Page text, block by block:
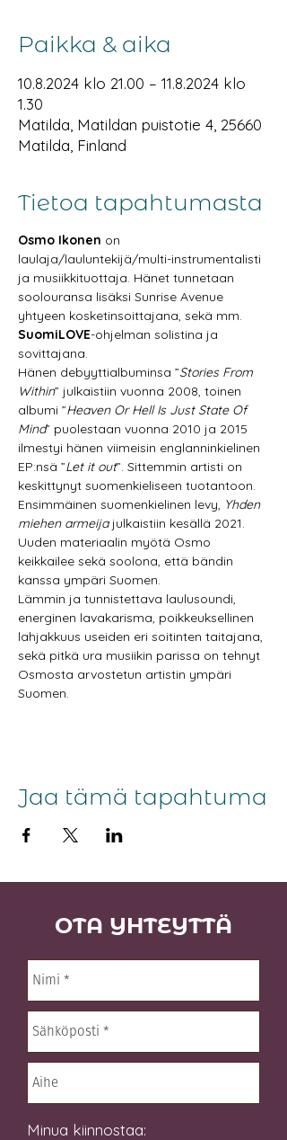
Paikka & aika
10.8.2024 klo 21.00 – 11.8.2024 klo
1.30
Matilda, Matildan puistotie 4, 25660
Matilda, Finland
Tietoa tapahtumasta
Osmo Ikonen on
laulaja/lauluntekijä/multi-instrumentalisti
ja musiikkituottaja. Hänet tunnetaan
soolouransa lisäksi Sunrise Avenue
yhtyeen kosketinsoittajana, sekä mm.
SuomiLOVE-ohjelman solistina ja
sovittajana.
Hänen debyyttialbuminsa ”Stories From
Within” julkaistiin vuonna 2008, toinen
albumi ”Heaven Or Hell Is Just State Of
Mind” puolestaan vuonna 2010 ja 2015
ilmestyi hänen viimeisin englanninkielinen
EP:nsä ”Let it out”. Sittemmin artisti on
keskittynyt suomenkieliseen tuotantoon.
Ensimmäinen suomenkielinen levy, Yhden
miehen armeija julkaistiin kesällä 2021.
Uuden materiaalin myötä Osmo
keikkailee sekä soolona, että bändin
kanssa ympäri Suomen.
Lämmin ja tunnistettava laulusoundi,
energinen lavakarisma, poikkeuksellinen
lahjakkuus useiden eri soitinten taitajana,
sekä pitkä ura musiikin parissa on tehnyt
Osmosta arvostetun artistin ympäri
Suomen.
Jaa tämä tapahtuma
OTA YHTEYTTÄ
Minua kiinnostaa: